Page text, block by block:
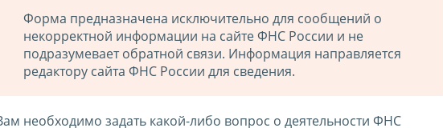
Форма предназначена исключительно для сообщений о
некорректной информации на сайте ФНС России и не
подразумевает обратной связи. Информация направляется
редактору сайта ФНС России для сведения.
необходимо задать какой-либо вопрос о деятельности ФНС